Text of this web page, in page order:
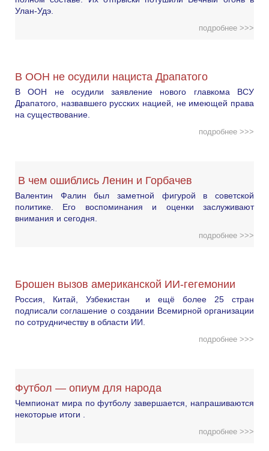
Улан-Удэ.
подробнее >>>
В ООН не осудили нациста Драпатого
В ООН не осудили заявление нового главкома ВСУ
Драпатого, назвавшего русских нацией, не имеющей права
на существование.
подробнее >>>
В чем ошиблись Ленин и Горбачев
Валентин Фалин был заметной фигурой в советской
политике. Его воспоминания и оценки заслуживают
внимания и сегодня.
подробнее >>>
Брошен вызов американской ИИ-гегемонии
Россия, Китай, Узбекистан и ещё более 25 стран
подписали соглашение о создании Всемирной организации
по сотрудничеству в области ИИ.
подробнее >>>
Футбол — опиум для народа
Чемпионат мира по футболу завершается, напрашиваются
некоторые итоги .
подробнее >>>